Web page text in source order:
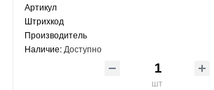
Артикул
Штрихкод
Производитель
Наличие: Доступно
шт